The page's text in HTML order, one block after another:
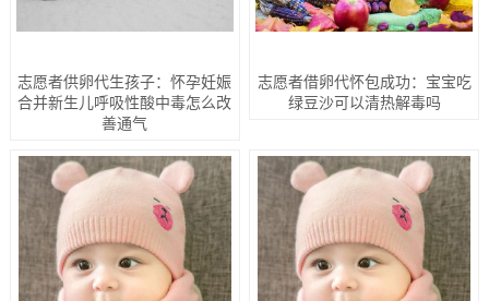
志愿者供卵代生孩子：怀孕妊娠
合并新生儿呼吸性酸中毒怎么改
善通气
志愿者借卵代怀包成功：宝宝吃
绿豆沙可以清热解毒吗